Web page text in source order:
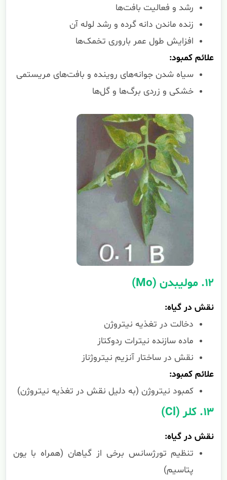
رشد و فعالیت بافت‌ها
زنده ماندن دانه گرده و رشد لوله آن
افزایش طول عمر باروری تخمک‌ها
علائم کمبود:
سیاه شدن جوانه‌های روینده و بافت‌های مریستمی
خشکی و زردی برگ‌ها و گل‌ها
۱۲. مولیبدن (Mo)
نقش در گیاه:
دخالت در تغذیه نیتروژن
ماده سازنده نیترات ردوکتاز
نقش در ساختار آنزیم نیتروژناز
علائم کمبود:
کمبود نیتروژن (به دلیل نقش در تغذیه نیتروژن)
۱۳. کلر (Cl)
نقش در گیاه:
تنظیم تورژسانس برخی از گیاهان (همراه با یون
پتاسیم)